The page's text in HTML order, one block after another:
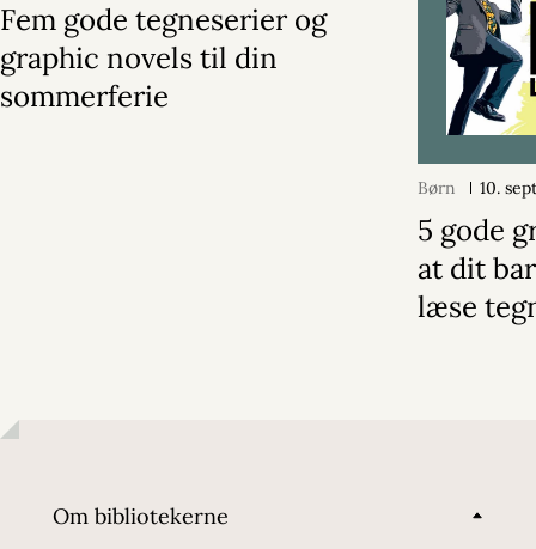
Fem gode tegneserier og
graphic novels til din
sommerferie
Børn 10.
5 gode
at dit
læse
Om bibliotekerne